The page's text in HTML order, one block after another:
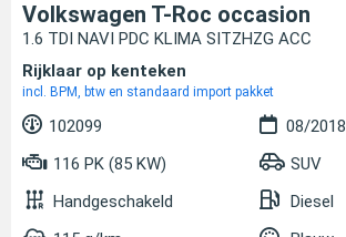
Volkswagen T-Roc occasion
1.6 TDI NAVI PDC KLIMA SITZHZG ACC
Rijklaar op kenteken
incl. BPM, btw en standaard import pakket
102099
08/2018
116 PK (85 KW)
SUV
Handgeschakeld
Diesel